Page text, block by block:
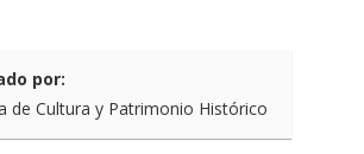
por:
de Cultura y Patrimonio Histórico